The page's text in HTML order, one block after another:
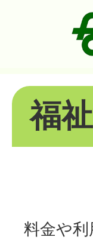
福
料金や